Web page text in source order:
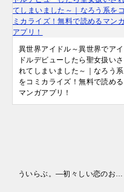
異世界アイドル～異世界でアイ
ドルデビューしたら聖女扱いさ
れてしまいました～｜なろう系
をコミカライズ！無料で読める
マンガアプリ！
ういらぶ。―初々しい恋のおはなし―｜2巻まで巻丸ごと無料